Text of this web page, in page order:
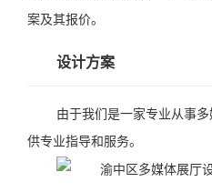
案及其报价。
设计方案
由于我们是一家专业从事
供专业指导和服务。